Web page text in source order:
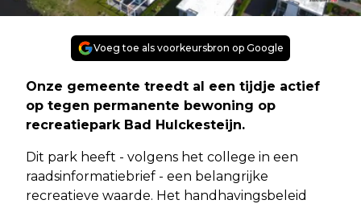
Voeg toe als voorkeursbron op Google
Onze gemeente treedt al een tijdje actief
op tegen permanente bewoning op
recreatiepark Bad Hulckesteijn.
Dit park heeft - volgens het college in een
raadsinformatiebrief - een belangrijke
recreatieve waarde. Het handhavingsbeleid